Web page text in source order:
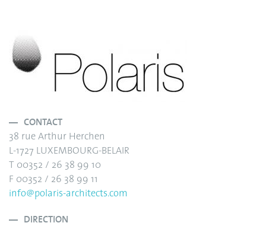
CONTACT
38 rue Arthur Herchen
L-1727 LUXEMBOURG-BELAIR
T 00352 / 26 38 99 10
F 00352 / 26 38 99 11
info@polaris-architects.com
DIRECTION